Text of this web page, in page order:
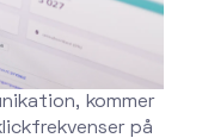
kommer
på